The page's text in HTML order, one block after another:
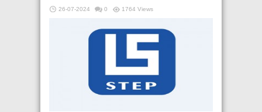
26-07-2024 0 1764 Views